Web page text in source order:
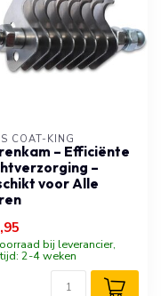
COAT-KING
– Efficiënte
–
voor Alle
bij leverancier,
2-4 weken